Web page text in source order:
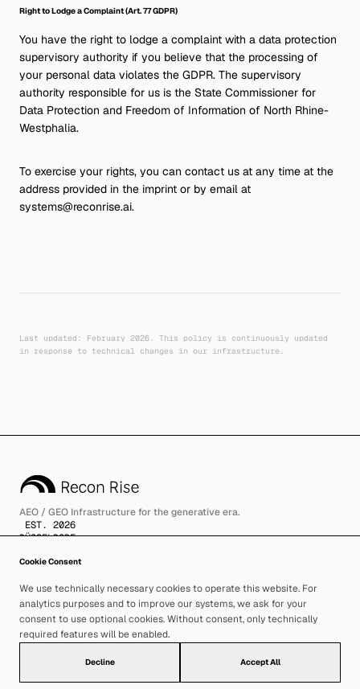
Right to Lodge a Complaint (Art. 77 GDPR)
You have the right to lodge a complaint with a data protection
supervisory authority if you believe that the processing of
your personal data violates the GDPR. The supervisory
authority responsible for us is the State Commissioner for
Data Protection and Freedom of Information of North Rhine-
Westphalia.
To exercise your rights, you can contact us at any time at the
address provided in the imprint or by email at
systems@reconrise.ai.
Last updated: February 2026. This policy is continuously updated
in response to technical changes in our infrastructure.
AEO / GEO Infrastructure for the generative era.
EST. 2026
DÜSSELDORF
Recon Rise © 2026. All rights reserved. Precision guaranteed.
Cookie Consent
We use technically necessary cookies to operate this website. For
analytics purposes and to improve our systems, we ask for your
consent to use optional cookies. Without consent, only technically
required features will be enabled.
Decline Accept All